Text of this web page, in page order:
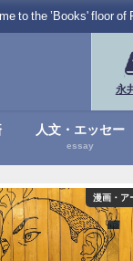
to the ’Books' floor of
永
人文・エッセー
essay
漫画・ア